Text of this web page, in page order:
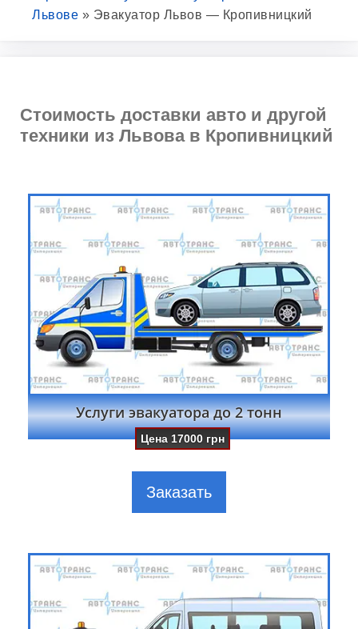
Львове » Эвакуатор Львов — Кропивницкий
Стоимость доставки авто и другой
техники из Львова в Кропивницкий
Услуги эвакуатора до 2 тонн
Цена17000 грн
Заказать